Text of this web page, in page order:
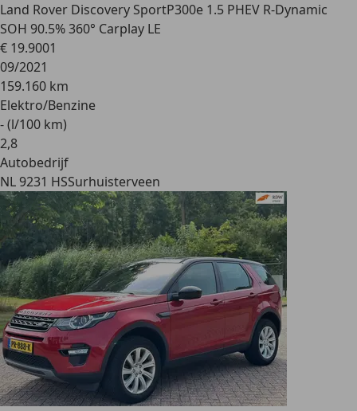
Land Rover Discovery SportP300e 1.5 PHEV R-Dynamic
SOH 90.5% 360° Carplay LE
€ 19.9001
09/2021
159.160 km
Elektro/Benzine
- (l/100 km)
2,8
Autobedrijf
NL 9231 HSSurhuisterveen